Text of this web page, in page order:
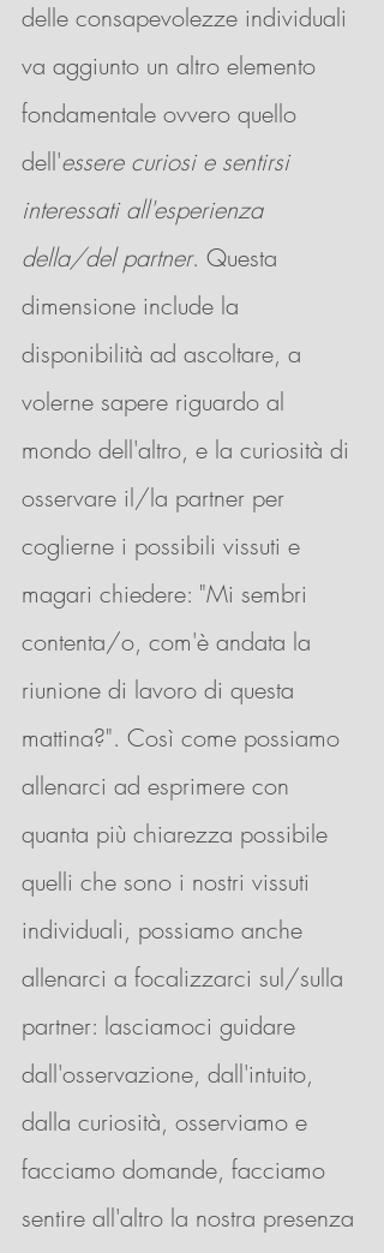
delle consapevolezze individuali
va aggiunto un altro elemento
fondamentale ovvero quello
dell'essere curiosi e sentirsi
interessati all'esperienza
della/del partner. Questa
dimensione include la
disponibilità ad ascoltare, a
volerne sapere riguardo al
mondo dell'altro, e la curiosità di
osservare il/la partner per
coglierne i possibili vissuti e
magari chiedere: "Mi sembri
contenta/o, com'è andata la
riunione di lavoro di questa
mattina?". Così come possiamo
allenarci ad esprimere con
quanta più chiarezza possibile
quelli che sono i nostri vissuti
individuali, possiamo anche
allenarci a focalizzarci sul/sulla
partner: lasciamoci guidare
dall'osservazione, dall'intuito,
dalla curiosità, osserviamo e
facciamo domande, facciamo
sentire all'altro la nostra presenza